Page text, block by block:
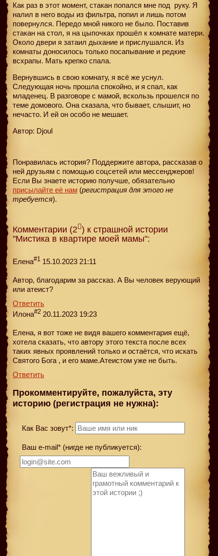
Как раз в этот момент, стакан попался мне под руку. Я
налил в него воды из фильтра, попил и лишь потом
повернулся. Передо мной никого не было. Поставив
стакан на стол, я на цыпочках прошёл к комнате матери.
Около двери я затаил дыхание и прислушался. Из
комнаты доносилось только посапывание и редкие
всхрапы. Мать крепко спала.
Вернувшись в свою комнату, я всё же уснул.
Следующая ночь прошла спокойно, и я спал, как
младенец. В разговоре с мамой, вскользь прошелся по
теме домового. Она сказала, что бывает, слышит, но
нечасто. И ей он особо не мешает.
Автор: Djoul
Понравилась история? Поддержите автора, рассказав о
ней друзьям с помощью соцсетей или мессенджеров!
Если Вы знаете историю получше, обязательно
присылайте её нам (регистрация для этого не
требуется).
Комментарии (2 ) к страшной истории
"Мистика в квартире моей мамы":
Елена#1 15.10.2023 21:11
Автор, благодарим за рассказ. А Вы человек верующий
или атеист?
Ответить
Илона#2 20.11.2023 19:23
Елена, я вот тоже не видя вашего комментария ещё,
хотела сказать, что автору этого текста после всех
таких явных проявлений только и остаётся, что искать
Святого Бога , и его маме.Атеистом уже не быть.
Ответить
Прокомментируйте, пожалуйста, эту
историю (регистрация не нужна):
Как Вас зовут*:
Ваш e-mail* (нигде не публикуется):